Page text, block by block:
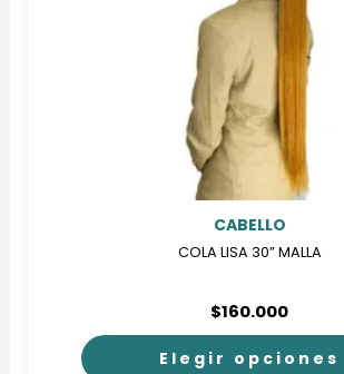
CABELLO
COLA LISA 30” MALLA
$160.000
Elegir opciones